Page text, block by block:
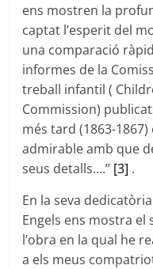
ens mostren la
captat l’esperit del
una comparació
informes de la
treball infantil (
Commission)
més tard (1863-
admirable amb que
seus detalls….” [3] .
En la seva
Engels ens mostra el
l’obra en la qual he
a els meus